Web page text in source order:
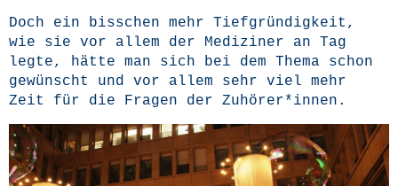
Doch ein biss­chen mehr Tief­grün­dig­keit,
wie sie vor allem der Medi­zi­ner an Tag
leg­te, hät­te man sich bei dem The­ma schon
gewünscht und vor allem sehr viel mehr
Zeit für die Fra­gen der Zuhörer*innen.